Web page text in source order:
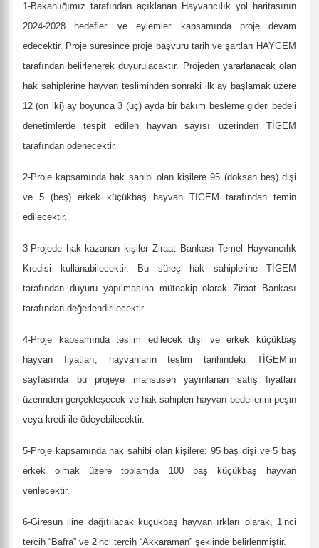
1-Bakanlığımız tarafından açıklanan Hayvancılık yol haritasının
2024-2028 hedefleri ve eylemleri kapsamında proje devam
edecektir. Proje süresince proje başvuru tarih ve şartları HAYGEM
tarafından belirlenerek duyurulacaktır. Projeden yararlanacak olan
hak sahiplerine hayvan tesliminden sonraki ilk ay başlamak üzere
12 (on iki) ay boyunca 3 (üç) ayda bir bakım besleme gideri bedeli
denetimlerde tespit edilen hayvan sayısı üzerinden TİGEM
tarafından ödenecektir.
2-Proje kapsamında hak sahibi olan kişilere 95 (doksan beş) dişi
ve 5 (beş) erkek küçükbaş hayvan TİGEM tarafından temin
edilecektir.
3-Projede hak kazanan kişiler Ziraat Bankası Temel Hayvancılık
Kredisi kullanabilecektir. Bu süreç hak sahiplerine TİGEM
tarafından duyuru yapılmasına müteakip olarak Ziraat Bankası
tarafından değerlendirilecektir.
4-Proje kapsamında teslim edilecek dişi ve erkek küçükbaş
hayvan fiyatları, hayvanların teslim tarihindeki TİGEM’in
sayfasında bu projeye mahsusen yayınlanan satış fiyatları
üzerinden gerçekleşecek ve hak sahipleri hayvan bedellerini peşin
veya kredi ile ödeyebilecektir.
5-Proje kapsamında hak sahibi olan kişilere; 95 baş dişi ve 5 baş
erkek olmak üzere toplamda 100 baş küçükbaş hayvan
verilecektir.
6-Giresun iline dağıtılacak küçükbaş hayvan ırkları olarak, 1’nci
tercih “Bafra” ve 2’nci tercih “Akkaraman” şeklinde belirlenmiştir.